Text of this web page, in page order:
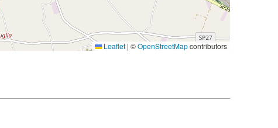
Leaflet | ©OpenStreetMapcontributors